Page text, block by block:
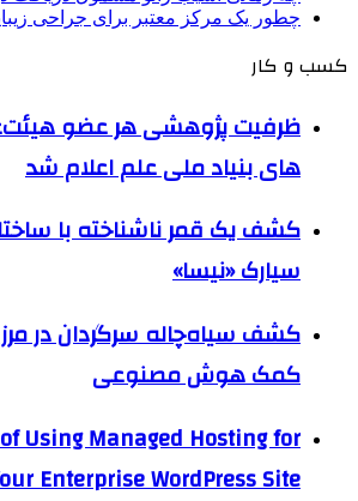
چطور یک مرکز معتبر برای جراحی
کسب و کار
ظرفیت پژوهشی هر عضو
های بنیاد ملی علم اعلام شد
کشف یک قمر ناشناخته با
سیارک «نیسا»
کشف سیاه‌چاله سرگردان در
کمک هوش مصنوعی
Using Managed Hosting for
Enterprise WordPress Site